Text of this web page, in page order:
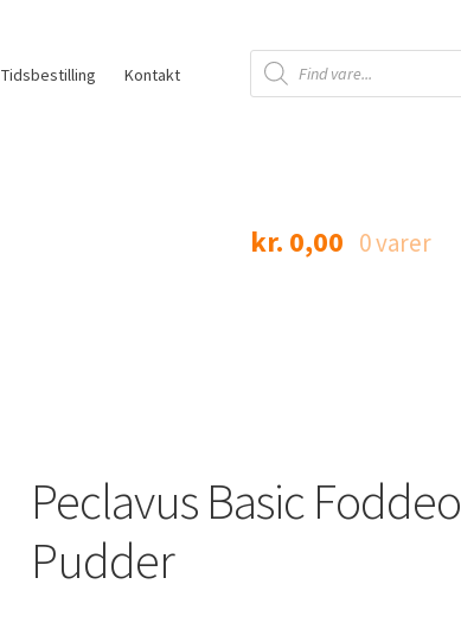
Tidsbestilling Kontakt
Products
search
kr. 0,00 0 varer
Peclavus Basic Foddeo
Pudder